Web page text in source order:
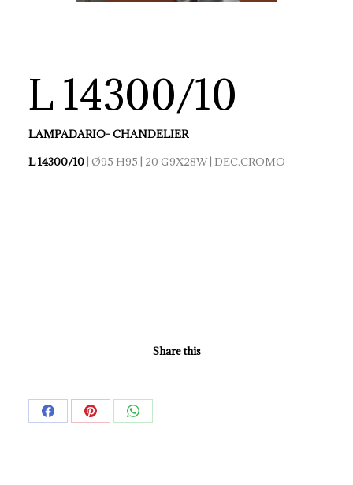
L 14300/10
LAMPADARIO- CHANDELIER
L 14300/10 | Ø95 H95 | 20 G9X28W | DEC.CROMO
Share this
Share Share Share